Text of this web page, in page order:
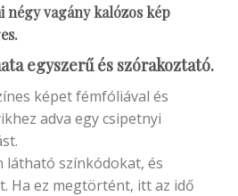
vagány kalózos kép
egyszerű és szórakoztató.
képet fémfóliával és
adva egy csipetnyi
látható színkódokat, és
Ha ez megtörtént, itt az idő